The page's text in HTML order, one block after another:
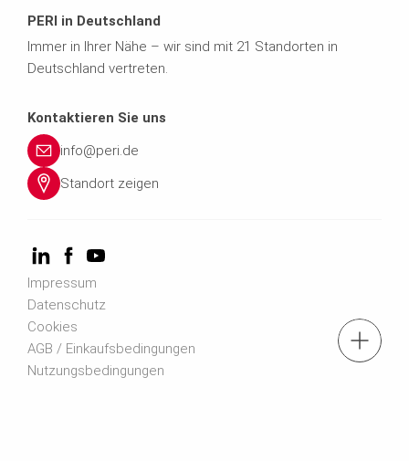
PERI in Deutschland
Immer in Ihrer Nähe – wir sind mit 21 Standorten in
Deutschland vertreten.
Kontaktieren Sie uns
info@peri.de
Standort zeigen
Impressum
Datenschutz
Cookies
AGB / Einkaufsbedingungen
Nutzungsbedingungen